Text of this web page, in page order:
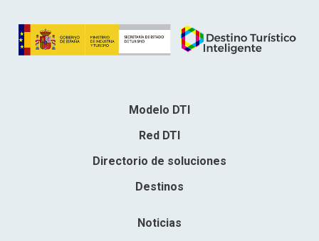
Modelo DTI
Red DTI
Directorio de soluciones
Destinos
Noticias